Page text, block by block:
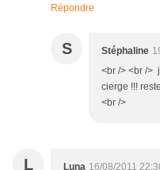
Répondre
S Stéphaline
<br /> <br />
cierge !!!
<br />
L Luna 16/08/2011